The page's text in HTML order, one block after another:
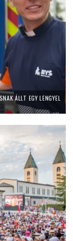
ÁLLT EGY LENGYEL